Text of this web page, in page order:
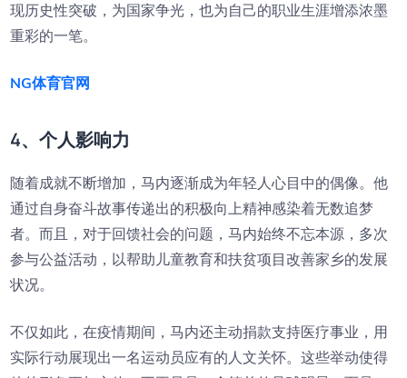
现历史性突破，为国家争光，也为自己的职业生涯增添浓墨
重彩的一笔。
NG体育官网
4、个人影响力
随着成就不断增加，马内逐渐成为年轻人心目中的偶像。他
通过自身奋斗故事传递出的积极向上精神感染着无数追梦
者。而且，对于回馈社会的问题，马内始终不忘本源，多次
参与公益活动，以帮助儿童教育和扶贫项目改善家乡的发展
状况。
不仅如此，在疫情期间，马内还主动捐款支持医疗事业，用
实际行动展现出一名运动员应有的人文关怀。这些举动使得